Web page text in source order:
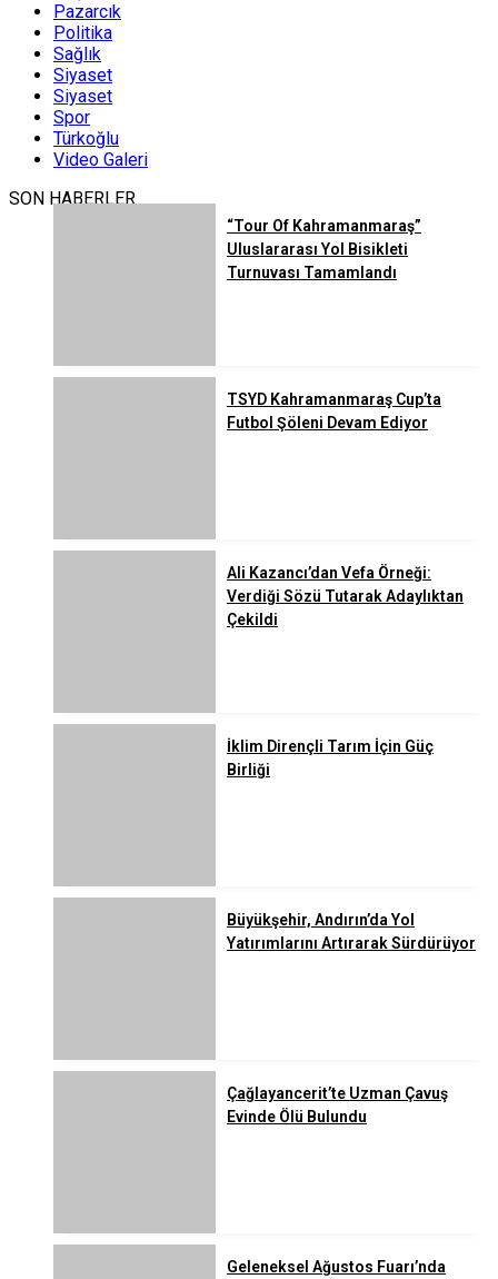
Pazarcık
Politika
Sağlık
Siyaset
Siyaset
Spor
Türkoğlu
Video Galeri
SON HABERLER
“Tour Of Kahramanmaraş”
Uluslararası Yol Bisikleti
Turnuvası Tamamlandı
TSYD Kahramanmaraş Cup’ta
Futbol Şöleni Devam Ediyor
Ali Kazancı’dan Vefa Örneği:
Verdiği Sözü Tutarak Adaylıktan
Çekildi
İklim Dirençli Tarım İçin Güç
Birliği
Büyükşehir, Andırın’da Yol
Yatırımlarını Artırarak Sürdürüyor
Çağlayancerit’te Uzman Çavuş
Evinde Ölü Bulundu
Geleneksel Ağustos Fuarı’nda